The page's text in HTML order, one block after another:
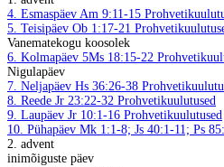
4. Esmaspäev Am 9:11-15
5. Teisipäev Ob 1:17-21
Vanematekogu koosolek
6. Kolmapäev 5Ms 18:15-22
Nigulapäev
7. Neljapäev Hs 36:26-38
8. Reede Jr 23:22-32 Prohvetikuulutused
9. Laupäev Jr 10:1-16 Prohvetikuulutused
10. Pühapäev Mk 1:1-8; Js 40:1-11; Ps
2. advent
inimõiguste päev